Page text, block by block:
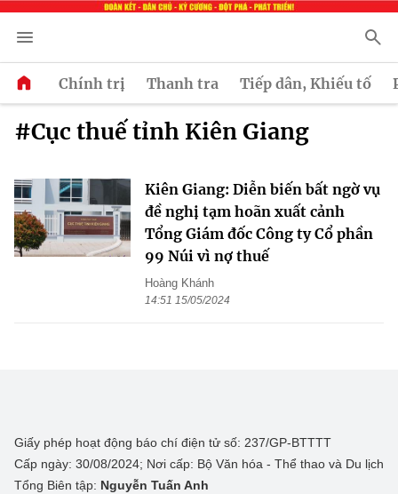
Chính trị Thanh tra Tiếp dân, Khiếu tố
#Cục thuế tỉnh Kiên Giang
Kiên Giang: Diễn biến bất ngờ vụ
đề nghị tạm hoãn xuất cảnh
Tổng Giám đốc Công ty Cổ phần
99 Núi vì nợ thuế
Hoàng Khánh
14:51 15/05/2024
Giấy phép hoạt động báo chí điện tử số: 237/GP-BTTTT
Cấp ngày: 30/08/2024; Nơi cấp: Bộ Văn hóa - Thể thao và Du lịch
Tổng Biên tập: Nguyễn Tuấn Anh